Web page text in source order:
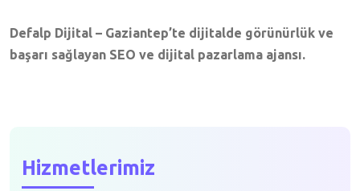
Defalp Dijital – Gaziantep’te dijitalde görünürlük ve
başarı sağlayan SEO ve dijital pazarlama ajansı.
Hizmetlerimiz